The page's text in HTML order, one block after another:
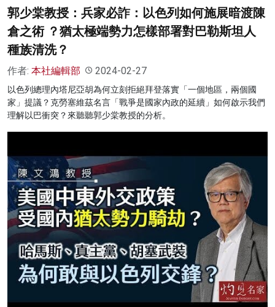
郭少棠教授：兵家必詐：以色列如何施展暗渡陳
倉之術 ？猶太極端勢力怎樣部署對巴勒斯坦人
種族清洗？
作者: 本社編輯部 2024-02-27
以色列總理內塔尼亞胡為何立刻拒絕拜登落實「一個地區，兩個國
家」提議？克勞塞維茲名言「戰爭是國家內政的延續」如何啟示我們
理解以巴衝突？來聽聽郭少棠教授的分析。